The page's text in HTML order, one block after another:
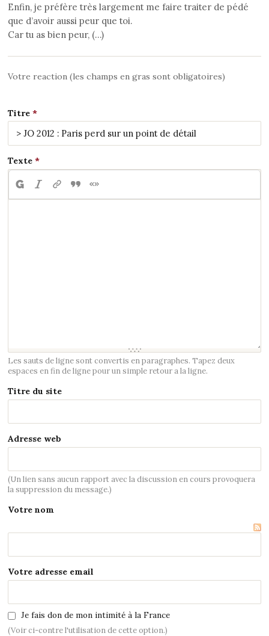
Enfin, je préfère très largement me faire traiter de pédé
que d’avoir aussi peur que toi.
Car tu as bien peur, (…)
Votre reaction (les champs en gras sont obligatoires)
Titre
Texte
Les sauts de ligne sont convertis en paragraphes. Tapez deux
espaces en fin de ligne pour un simple retour a la ligne.
Titre du site
Adresse web
(Un lien sans aucun rapport avec la discussion en cours provoquera
la suppression du message.)
Votre nom
Votre adresse email
Je fais don de mon intimité à la France
(Voir ci-contre l'utilisation de cette option.)